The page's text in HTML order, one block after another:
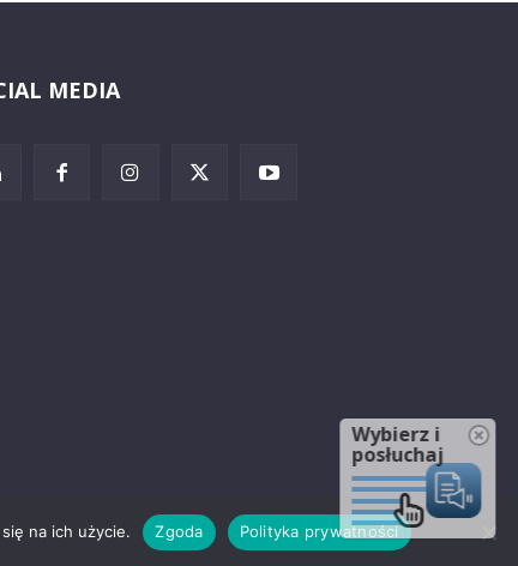
MEDIA
prawne
na ich użycie. Zgoda Polityka prywatności
Wybierz i
posłuchaj